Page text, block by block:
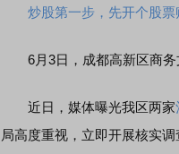
炒股第一步，先开个股票
6月3日，成都高新区商务
近日，媒体曝光我区两家
局高度重视，立即开展核实